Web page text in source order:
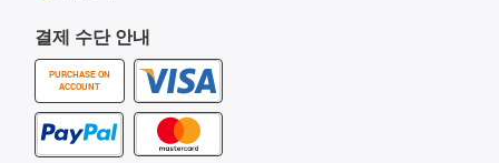
결제 수단 안내
PURCHASE ON
ACCOUNT